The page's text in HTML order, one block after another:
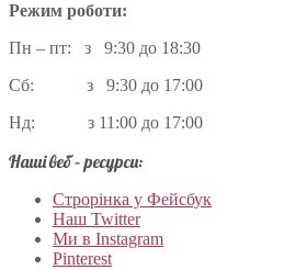
Режим роботи:
Пн – пт: з 9:30 до 18:30
Сб: з 9:30 до 17:00
Нд: з 11:00 до 17:00
Наші веб – ресурси:
Строрінка у Фейсбук
Наш Twitter
Ми в Instagram
Pinterest